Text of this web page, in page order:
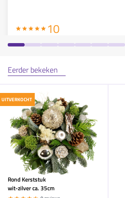
10
Eerder bekeken
UITVERKOCHT
Rond Kerststuk
wit-zilver ca. 35cm